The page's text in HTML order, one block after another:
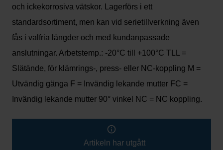
och ickekorrosiva vätskor. Lagerförs i ett
standardsortiment, men kan vid serietillverkning även
fås i valfria längder och med kundanpassade
anslutningar. Arbetstemp.: -20°C till +100°C TLL =
Slätände, för klämrings-, press- eller NC-koppling M =
Utvändig gänga F = Invändig lekande mutter FC =
Invändig lekande mutter 90° vinkel NC = NC koppling.
Artikeln har utgått